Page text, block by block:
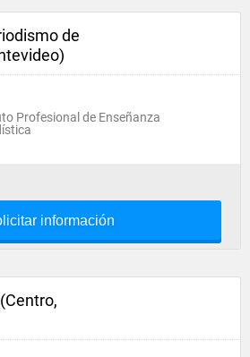
de
Profesional de Enseñanza
información